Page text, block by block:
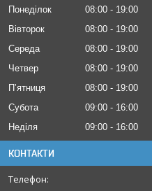
Понеділок 08:00
19:00
Вівторок
08:00
19:00
Середа
08:00
19:00
Четвер
08:00
19:00
Пʼятниця
08:00
19:00
Субота
09:00
16:00
Неділя
09:00 16:00
КОНТАКТИ